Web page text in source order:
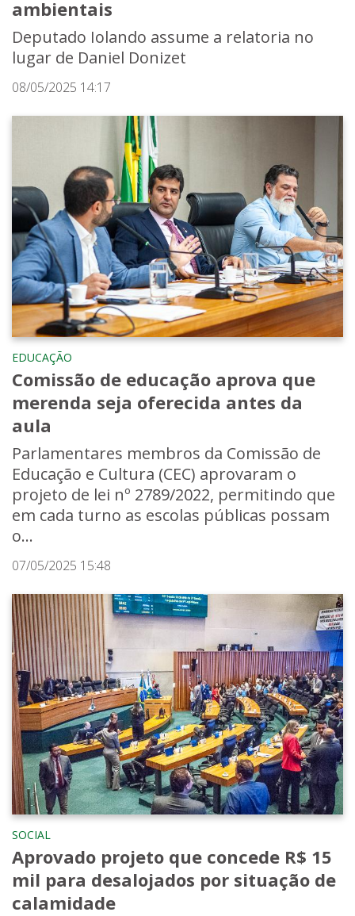
ambientais
Deputado Iolando assume a relatoria no
lugar de Daniel Donizet
08/05/2025 14:17
EDUCAÇÃO
Comissão de educação aprova que
merenda seja oferecida antes da
aula
Parlamentares membros da Comissão de
Educação e Cultura (CEC) aprovaram o
projeto de lei nº 2789/2022, permitindo que
em cada turno as escolas públicas possam
o...
07/05/2025 15:48
SOCIAL
Aprovado projeto que concede R$ 15
mil para desalojados por situação de
calamidade